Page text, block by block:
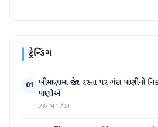
ટ્રેન્ડિંગ
01 ખીમાણામાં જાહેર રસ્તા પર ગંદા પાણીનો
પાણીએ
2 દિવસ પહેલા